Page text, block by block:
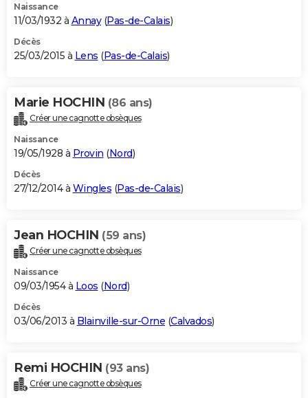
Naissance
11/03/1932 à Annay(Pas-de-Calais)
Décès
25/03/2015 à Lens (Pas-de-Calais)
Marie HOCHIN (86 ans)
Créer une cagnotte obsèques
Naissance
19/05/1928 à Provin (Nord)
Décès
27/12/2014 à Wingles (Pas-de-Calais)
Jean HOCHIN (59 ans)
Créer une cagnotte obsèques
Naissance
09/03/1954 à Loos (Nord)
Décès
03/06/2013 à Blainville-sur-Orne (Calvados)
Remi HOCHIN (93 ans)
Créer une cagnotte obsèques